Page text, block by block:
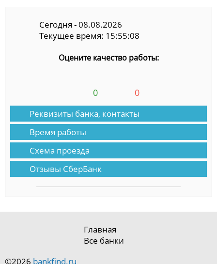
Сегодня - 08.08.2026
Текущее время: 15:55:08
Оцените качество работы:
0 0
Реквизиты банка, контакты
Время работы
Схема проезда
Отзывы СберБанк
Главная
Все банки
©2026 bankfind.ru